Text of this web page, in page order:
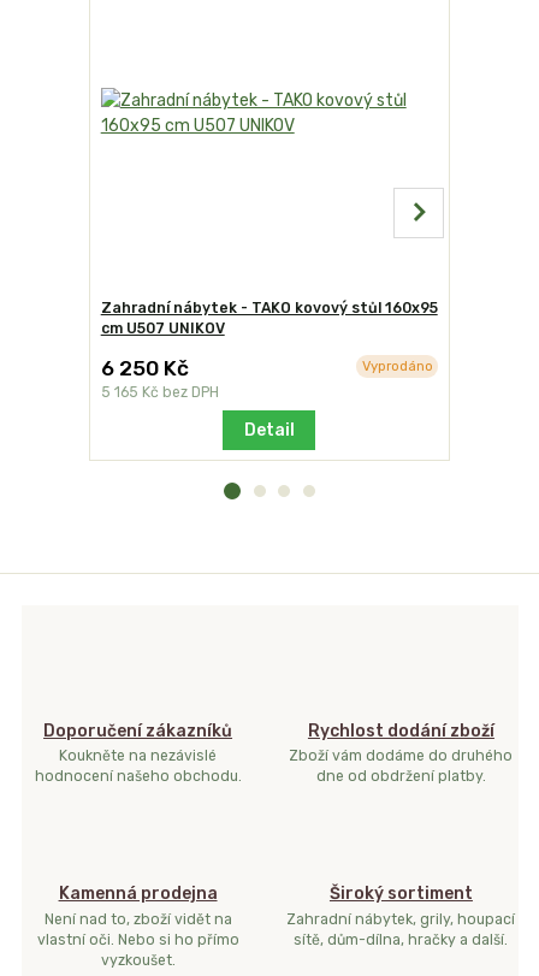
Zahradní nábytek - TAKO kovový stůl 160x95
cm U507 UNIKOV
6 250 Kč
5 165 Kč bez DPH
Vyprodáno
Detail
Doporučení zákazníků
Koukněte na nezávislé
hodnocení našeho obchodu.
Rychlost dodání zboží
Zboží vám dodáme do druhého
dne od obdržení platby.
Kamenná prodejna
Není nad to, zboží vidět na
vlastní oči. Nebo si ho přímo
vyzkoušet.
Široký sortiment
Zahradní nábytek, grily, houpací
sítě, dům-dílna, hračky a další.